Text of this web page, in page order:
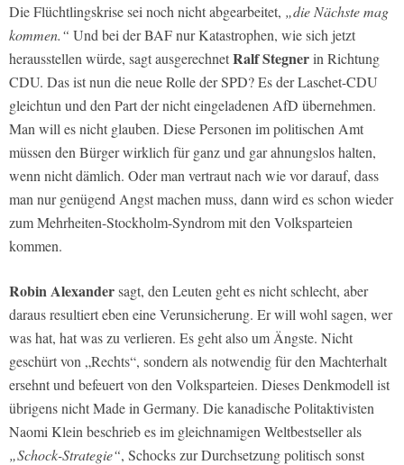
Die Flüchtlingskrise sei noch nicht abgearbeitet, „die Nächste mag
kommen.“ Und bei der BAF nur Katastrophen, wie sich jetzt
herausstellen würde, sagt ausgerechnetRalf Stegnerin Richtung
CDU. Das ist nun die neue Rolle der SPD? Es der Laschet-CDU
gleichtun und den Part der nicht eingeladenen AfD übernehmen.
Man will es nicht glauben. Diese Personen im politischen Amt
müssen den Bürger wirklich für ganz und gar ahnungslos halten,
wenn nicht dämlich. Oder man vertraut nach wie vor darauf, dass
man nur genügend Angst machen muss, dann wird es schon wieder
zum Mehrheiten-Stockholm-Syndrom mit den Volksparteien
kommen.
Robin Alexandersagt, den Leuten geht es nicht schlecht, aber
daraus resultiert eben eine Verunsicherung. Er will wohl sagen, wer
was hat, hat was zu verlieren. Es geht also um Ängste. Nicht
geschürt von „Rechts“, sondern als notwendig für den Machterhalt
ersehnt und befeuert von den Volksparteien. Dieses Denkmodell ist
übrigens nicht Made in Germany. Die kanadische Politaktivisten
Naomi Klein beschrieb es im gleichnamigen Weltbestseller als
„Schock-Strategie“, Schocks zur Durchsetzung politisch sonst